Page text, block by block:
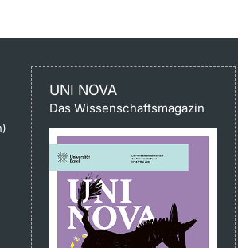
UNI NOVA
Das Wissenschaftsmagazin